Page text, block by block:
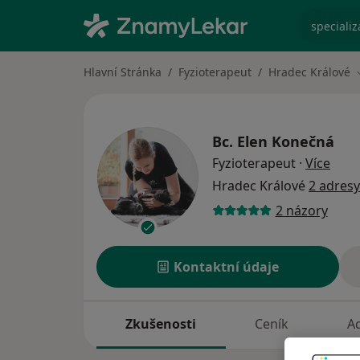
Hlavní Stránka Fyzioterapeut Hradec Králové
Bc. Elen Konečná
Fyzioterapeut · Více
Hradec Králové 2 adresy
2 názory
Kontaktní údaje
Zkušenosti Ceník